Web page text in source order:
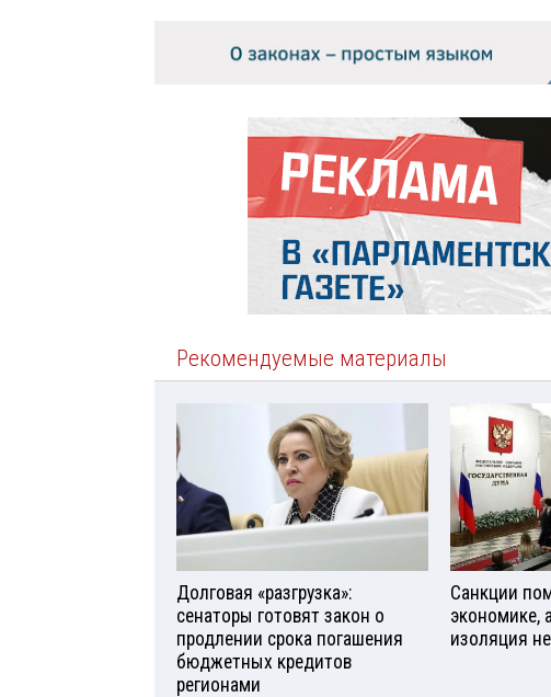
Рекомендуемые материалы
Долговая «разгрузка»:
сенаторы готовят закон о
продлении срока погашения
бюджетных кредитов
регионами
Санкции
экономике,
изоляция